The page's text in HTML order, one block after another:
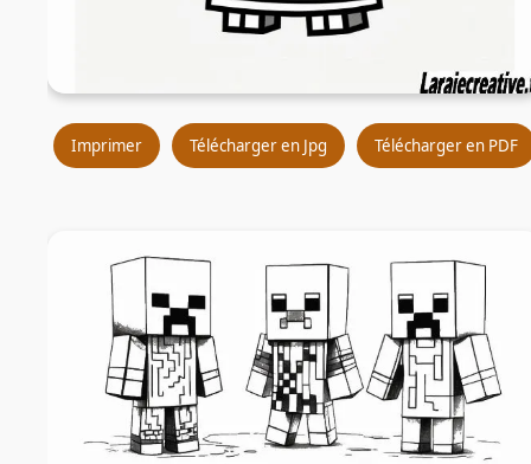
Imprimer Télécharger en Jpg Télécharger en PDF